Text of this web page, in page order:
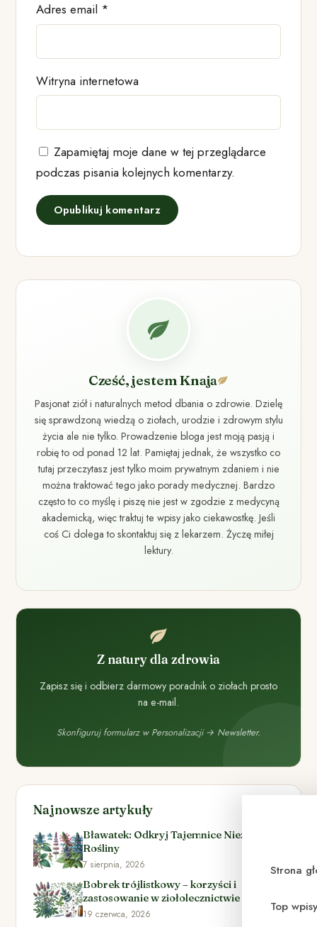
Strona
Top
Adres email *
Witryna internetowa
Zapamiętaj moje dane w tej przeglądarce
podczas pisania kolejnych komentarzy.
Cześć, jestem Knaja
Pasjonat ziół i naturalnych metod dbania o zdrowie. Dzielę
się sprawdzoną wiedzą o ziołach, urodzie i zdrowym stylu
życia ale nie tylko. Prowadzenie bloga jest moją pasją i
robię to od ponad 12 lat. Pamiętaj jednak, że wszystko co
tutaj przeczytasz jest tylko moim prywatnym zdaniem i nie
można traktować tego jako porady medycznej. Bardzo
często to co myślę i piszę nie jest w zgodzie z medycyną
akademicką, więc traktuj te wpisy jako ciekawostkę. Jeśli
coś Ci dolega to skontaktuj się z lekarzem. Życzę miłej
lektury.
Z natury dla zdrowia
Zapisz się i odbierz darmowy poradnik o ziołach prosto
na e-mail.
Skonfiguruj formularz w Personalizacji → Newsletter.
Najnowsze artykuły
Bławatek: Odkryj Tajemnice Niezwykłej
Rośliny
7 sierpnia, 2026
Bobrek trójlistkowy – korzyści i
zastosowanie w ziołolecznictwie
19 czerwca, 2026